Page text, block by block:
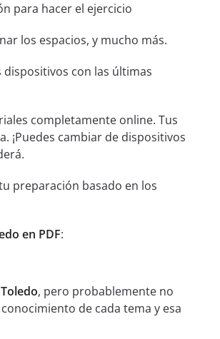
para hacer el ejercicio
los espacios, y mucho más.
con las últimas
completamente online. Tus
¡Puedes cambiar de dispositivos
preparación basado en los
en PDF:
, pero probablemente no
de cada tema y esa